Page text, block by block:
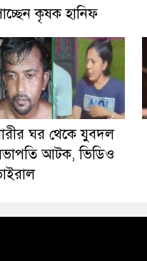
কৃষক হানিফ
ঘর থেকে যুবদল
আটক, ভিডিও